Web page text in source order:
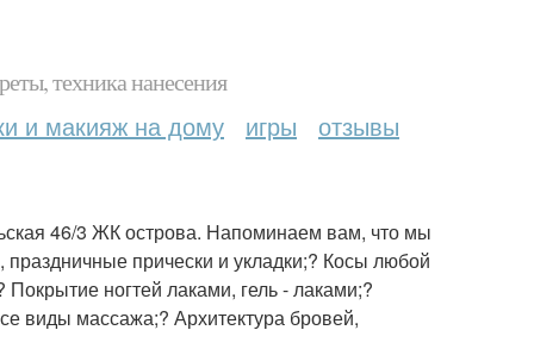
техника нанесения
и макияж на дому игры отзывы
46/3 ЖК острова. Напоминаем вам, что мы
прически и укладки;? Косы любой
ногтей лаками, гель - лаками;?
виды массажа;? Архитектура бровей,